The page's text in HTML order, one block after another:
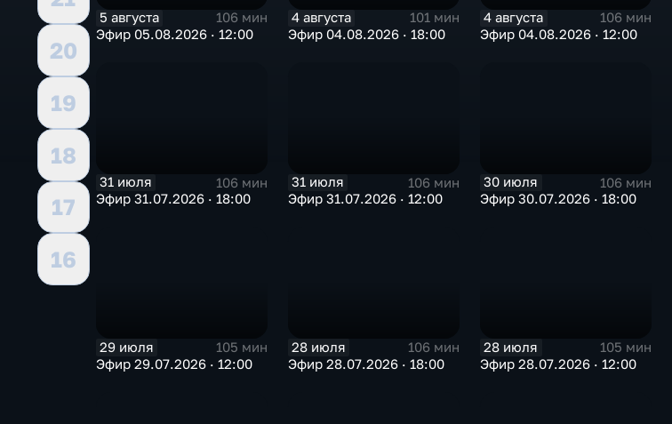
20
19
18
17
16
5 августа
106 мин
Эфир 05.08.2026 · 12:00
4 августа
101 мин
Эфир 04.08.2026 · 18:00
4 августа
106 мин
Эфир 04.08.2026 · 12:00
31 июля
106 мин
Эфир 31.07.2026 · 18:00
31 июля
106 мин
Эфир 31.07.2026 · 12:00
30 июля
106 мин
Эфир 30.07.2026 · 18:00
29 июля
105 мин
Эфир 29.07.2026 · 12:00
28 июля
106 мин
Эфир 28.07.2026 · 18:00
28 июля
105 мин
Эфир 28.07.2026 · 12:00